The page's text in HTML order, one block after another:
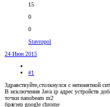
15
0
0
Stavropol
24 Июн 2015
#1
Здравствуйте,столкнулся с непонятной
В исключения Java ip адрес устройств
точки nanobeam m2
браузер google chrome